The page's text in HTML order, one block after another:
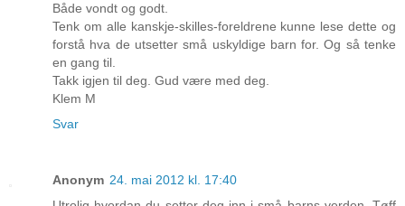
Både vondt og godt.
Tenk om alle kanskje-skilles-foreldrene kunne lese dette og
forstå hva de utsetter små uskyldige barn for. Og så tenke
en gang til.
Takk igjen til deg. Gud være med deg.
Klem M
Svar
Anonym 24. mai 2012 kl. 17:40